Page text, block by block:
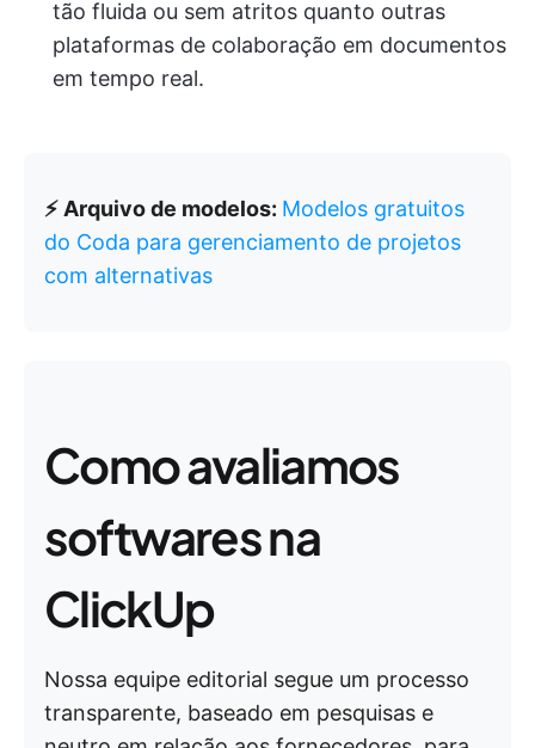
tão fluida ou sem atritos quanto outras
plataformas de colaboração em documentos
em tempo real.
⚡ Arquivo de modelos: Modelos gratuitos
do Coda para gerenciamento de projetos
com alternativas
Como avaliamos
softwares na
ClickUp
Nossa equipe editorial segue um processo
transparente, baseado em pesquisas e